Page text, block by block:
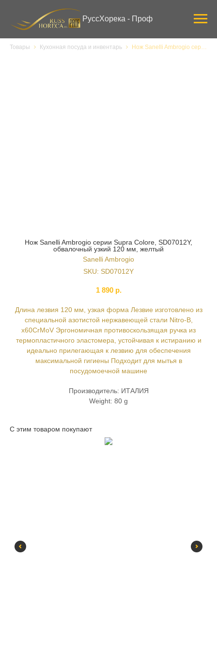
РуссХорека - Проф
Товары Кухонная посуда и инвентарь Нож Sanelli Ambrogio серии Supra Colore, SD07012Y, обвалочный узкий 120 мм, желтый
Нож Sanelli Ambrogio серии Supra Colore, SD07012Y,
обвалочный узкий 120 мм, желтый
Sanelli Ambrogio
SKU: SD07012Y
1 890 р.
Длина лезвия 120 мм, узкая форма Лезвие изготовлено из
специальной азотистой нержавеющей стали Nitro-B,
x60CrMoV Эргономичная противоскользящая ручка из
термопластичного эластомера, устойчивая к истиранию и
идеально прилегающая к лезвию для обеспечения
максимальной гигиены Подходит для мытья в
посудомоечной машине
Производитель: ИТАЛИЯ
Weight: 80 g
С этим товаром покупают